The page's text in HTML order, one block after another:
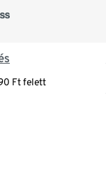
Ft felett